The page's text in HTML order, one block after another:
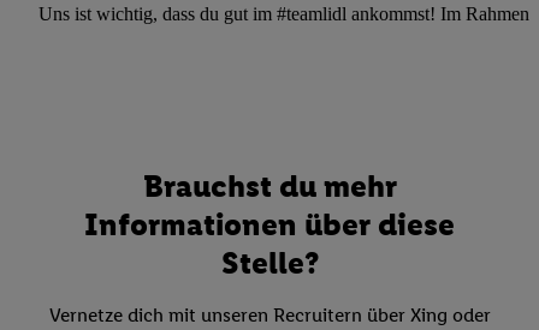
Uns ist wichtig, dass du gut im #teamlidl ankommst! Im Rahmen
Brauchst du mehr
Informationen über diese
Stelle?
Vernetze dich mit unseren Recruitern über Xing oder